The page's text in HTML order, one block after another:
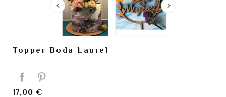
 
Topper Boda Laurel
17,00 €